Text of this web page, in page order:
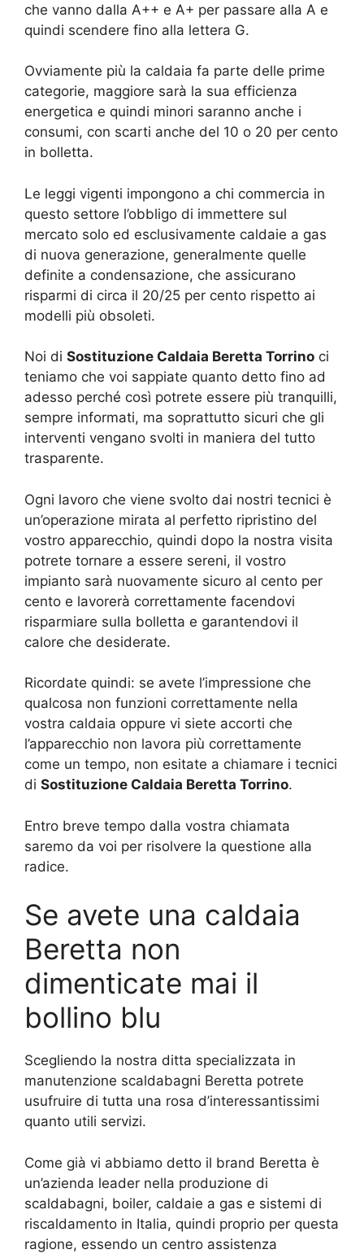
che vanno dalla A++ e A+ per passare alla A e
quindi scendere fino alla lettera G.
Ovviamente più la caldaia fa parte delle prime
categorie, maggiore sarà la sua efficienza
energetica e quindi minori saranno anche i
consumi, con scarti anche del 10 o 20 per cento
in bolletta.
Le leggi vigenti impongono a chi commercia in
questo settore l’obbligo di immettere sul
mercato solo ed esclusivamente caldaie a gas
di nuova generazione, generalmente quelle
definite a condensazione, che assicurano
risparmi di circa il 20/25 per cento rispetto ai
modelli più obsoleti.
Noi di Sostituzione Caldaia Beretta Torrino ci
teniamo che voi sappiate quanto detto fino ad
adesso perché così potrete essere più tranquilli,
sempre informati, ma soprattutto sicuri che gli
interventi vengano svolti in maniera del tutto
trasparente.
Ogni lavoro che viene svolto dai nostri tecnici è
un’operazione mirata al perfetto ripristino del
vostro apparecchio, quindi dopo la nostra visita
potrete tornare a essere sereni, il vostro
impianto sarà nuovamente sicuro al cento per
cento e lavorerà correttamente facendovi
risparmiare sulla bolletta e garantendovi il
calore che desiderate.
Ricordate quindi: se avete l’impressione che
qualcosa non funzioni correttamente nella
vostra caldaia oppure vi siete accorti che
l’apparecchio non lavora più correttamente
come un tempo, non esitate a chiamare i tecnici
di Sostituzione Caldaia Beretta Torrino.
Entro breve tempo dalla vostra chiamata
saremo da voi per risolvere la questione alla
radice.
Se avete una caldaia
Beretta non
dimenticate mai il
bollino blu
Scegliendo la nostra ditta specializzata in
manutenzione scaldabagni Beretta potrete
usufruire di tutta una rosa d’interessantissimi
quanto utili servizi.
Come già vi abbiamo detto il brand Beretta è
un’azienda leader nella produzione di
scaldabagni, boiler, caldaie a gas e sistemi di
riscaldamento in Italia, quindi proprio per questa
ragione, essendo un centro assistenza